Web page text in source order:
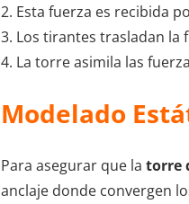
2. Esta fuerza es recibida
3. Los tirantes trasladan la
4. La torre asimila las
Modelado
Para asegurar que la torre
anclaje donde convergen